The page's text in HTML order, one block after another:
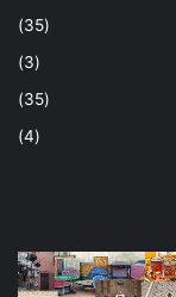
(35)
(3)
(35)
(4)